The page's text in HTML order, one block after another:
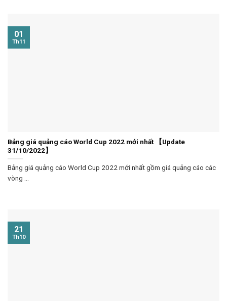
Bảng giá quảng cáo World Cup 2022 mới nhất 【Update
31/10/2022】
Bảng giá quảng cáo World Cup 2022 mới nhất gồm giá quảng cáo các
vòng ...
01
Th11
21
Th10